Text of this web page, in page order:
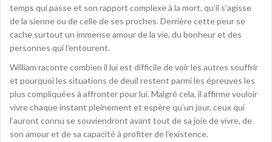
temps qui passe et son rapport complexe à la mort, qu’il s’agisse
de la sienne ou de celle de ses proches. Derrière cette peur se
cache surtout un immense amour de la vie, du bonheur et des
personnes qui l’entourent.
William raconte combien il lui est difficile de voir les autres souffrir
et pourquoi les situations de deuil restent parmi les épreuves les
plus compliquées à affronter pour lui. Malgré cela, il affirme vouloir
vivre chaque instant pleinement et espère qu’un jour, ceux qui
l’auront connu se souviendront avant tout de sa joie de vivre, de
son amour et de sa capacité à profiter de l’existence.